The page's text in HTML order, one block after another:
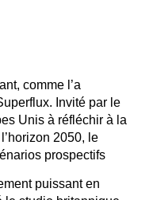
comme l’a
Invité par le
Unis à réfléchir à la
2050, le
prospectifs
puissant en